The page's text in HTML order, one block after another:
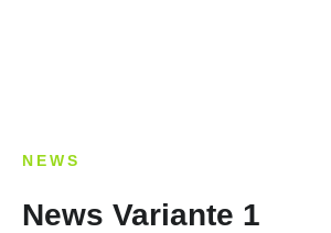
NEWS
News Variante 1